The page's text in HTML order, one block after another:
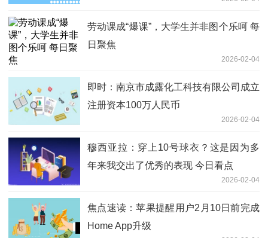
劳动课成“爆课”，大学生并非图个乐呵 每
日聚焦
2026-02-04
即时：南京市成露化工科技有限公司成立
注册资本100万人民币
2026-02-04
穆西亚拉：穿上10号球衣？这是因为多
年来我交出了优秀的表现 今日看点
2026-02-04
焦点速读：苹果提醒用户2月10日前完成
Home App升级